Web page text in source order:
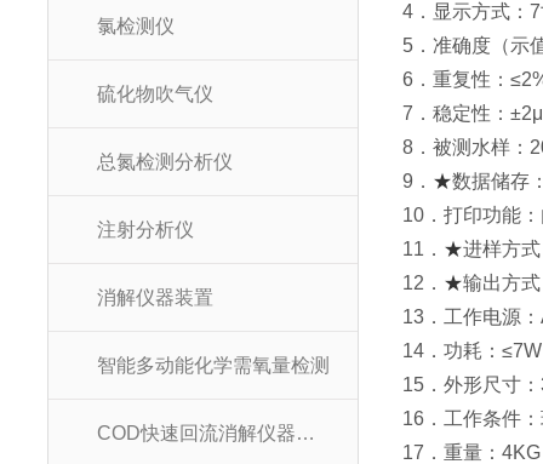
氯检测仪
硫化物吹气仪
总氮检测分析仪
注射分析仪
消解仪器装置
智能多动能化学需氧量检测
COD快速回流消解仪器装置
4．显示方式：
5．准确度（示
6．重复性：
7．稳定性：
8．被测水样：
9． ★数据储存
10．打印功能
11． ★进样方
12． ★输出方
13．工作电源
14．功耗：
15．外形尺寸
16．工作条件
17．重量：